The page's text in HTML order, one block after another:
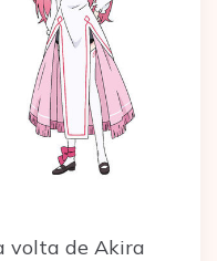
volta de Akira